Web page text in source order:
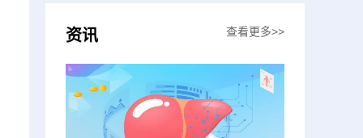
资讯 查看更多>>